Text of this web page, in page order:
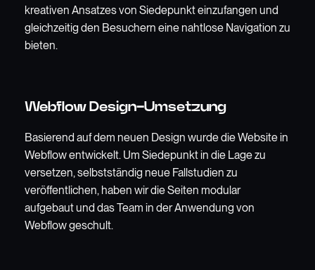
kreativen Ansatzes von Siedepunkt einzufangen und
gleichzeitig den Besuchern eine nahtlose Navigation zu
bieten.
Webflow Design-Umsetzung
Basierend auf dem neuen Design wurde die Website in
Webflow entwickelt. Um Siedepunkt in die Lage zu
versetzen, selbstständig neue Fallstudien zu
veröffentlichen, haben wir die Seiten modular
aufgebaut und das Team in der Anwendung von
Webflow geschult.